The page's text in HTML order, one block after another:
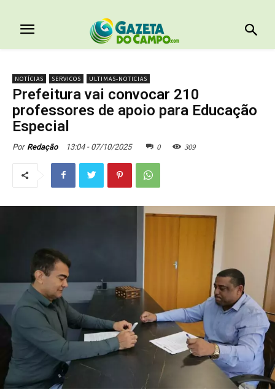
NOTÍCIAS SERVICOS ULTIMAS-NOTICIAS
Prefeitura vai convocar 210
professores de apoio para Educação
Especial
Por Redação 13:04 - 07/10/2025 0 309